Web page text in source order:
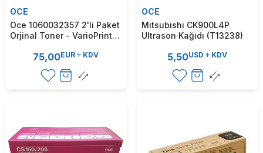
OCE
Oce 1060032357 2'li Paket
Orjinal Toner - VarioPrint
75,00EUR KDV
OCE
Mitsubishi CK900L4P
Ultrason Kağıdı (T13238)
5,50USD KDV